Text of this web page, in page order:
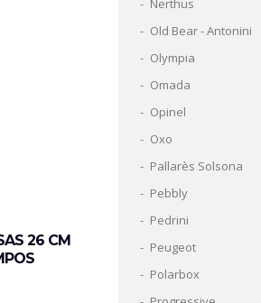
26 CM
Nerthus
Old Bear - Antonini
Olympia
Omada
Opinel
Oxo
Pallarès Solsona
Pebbly
Pedrini
Peugeot
Polarbox